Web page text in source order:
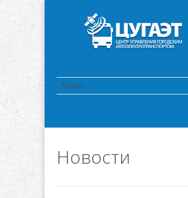
Новости